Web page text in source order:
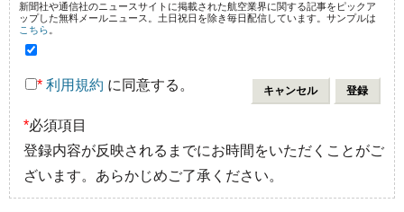
新聞社や通信社のニュースサイトに掲載された航空業界に関する記事をピックア
ップした無料メールニュース。土日祝日を除き毎日配信しています。サンプルは
こちら
* 利用規約 に同意する。
*必須項目
登録内容が反映されるまでにお時間をいただくことがご
ざいます。あらかじめご了承ください。